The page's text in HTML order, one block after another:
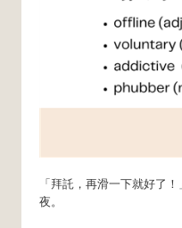
「拜託，再滑一下就好了
夜。